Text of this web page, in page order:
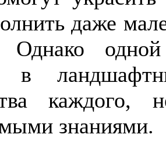
даже
Однако
в
каждого,
знаниями.